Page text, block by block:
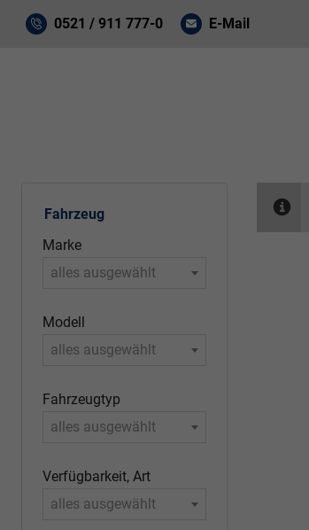
0521 / 911 777-0 E-Mail
Fahrzeug
Marke
alles ausgewählt
Modell
alles ausgewählt
Fahrzeugtyp
alles ausgewählt
Verfügbarkeit, Art
alles ausgewählt